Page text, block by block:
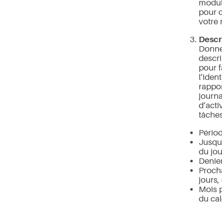
pour
votre
pour
du
jours,
Mois
du